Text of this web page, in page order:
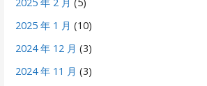
2025 年 2 月 (5)
2025 年 1 月 (10)
2024 年 12 月 (3)
2024 年 11 月 (3)